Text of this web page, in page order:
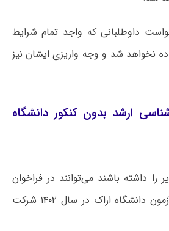
داوطلبانی که واجد تمام شرایط
نخواهد شد و وجه واریزی ایشان نیز
ارشد بدون کنکور دانشگاه
را داشته باشند می‌توانند در فراخوان
کارشناسی ارشد بدون آزمون دانشگاه اراک در سال ۱۴۰۲ شرکت